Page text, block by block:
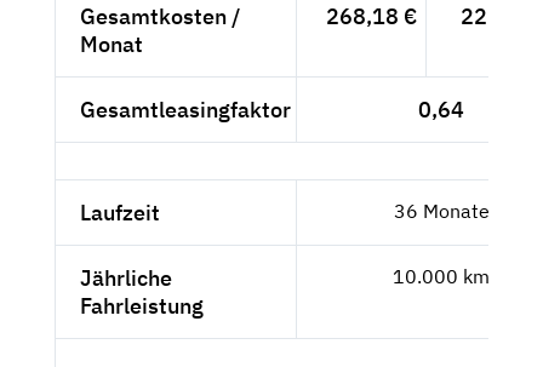
Gesamtkosten /
Monat
268,18 € 225,36
Gesamtleasingfaktor 0,64
Laufzeit 36 Monate
Jährliche
Fahrleistung
10.000 km